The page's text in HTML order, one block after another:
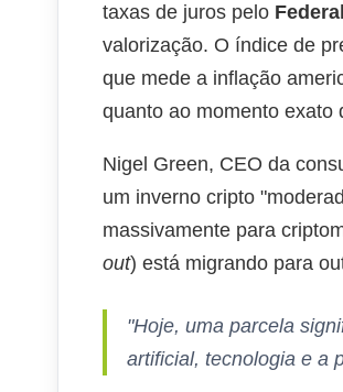
taxas de juros pelo
valorização. O índice de
que mede a inflação
quanto ao momento exato
Nigel Green, CEO da
um inverno cripto
massivamente para
out) está migrando para
"Hoje, uma parcela
artificial, tecnologia e a